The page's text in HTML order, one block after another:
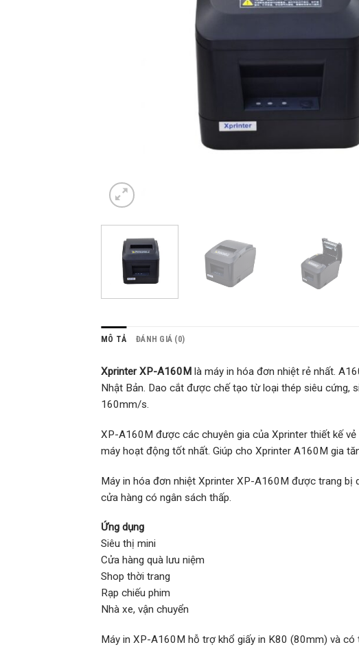
MÔ TẢ ĐÁNH GIÁ (0)
Xprinter XP-A160M là máy in hóa đơn nhiệt rẻ nhất.
Nhật Bản. Dao cắt được chế tạo từ loại thép siêu
160mm/s.
XP-A160M được các chuyên gia của Xprinter thiết kế
máy hoạt động tốt nhất. Giúp cho Xprinter A160M gia
Máy in hóa đơn nhiệt Xprinter XP-A160M được trang bị
cửa hàng có ngân sách thấp.
Ứng dụng
Siêu thị mini
Cửa hàng quà lưu niệm
Shop thời trang
Rạp chiếu phim
Nhà xe, vận chuyển
Máy in XP-A160M hỗ trợ khổ giấy in K80 (80mm) và